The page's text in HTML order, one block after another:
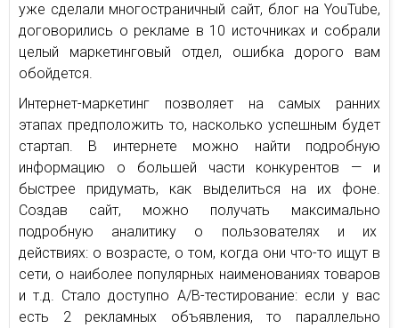
уже сделали многостраничный сайт, блог на YouTube,
договорились о рекламе в 10 источниках и собрали
целый маркетинговый отдел, ошибка дорого вам
обойдется.
Интернет-маркетинг позволяет на самых ранних
этапах предположить то, насколько успешным будет
стартап. В интернете можно найти подробную
информацию о большей части конкурентов — и
быстрее придумать, как выделиться на их фоне.
Создав сайт, можно получать максимально
подробную аналитику о пользователях и их
действиях: о возрасте, о том, когда они что-то ищут в
сети, о наиболее популярных наименованиях товаров
и т.д. Стало доступно A/B-тестирование: если у вас
есть 2 рекламных объявления, то параллельно